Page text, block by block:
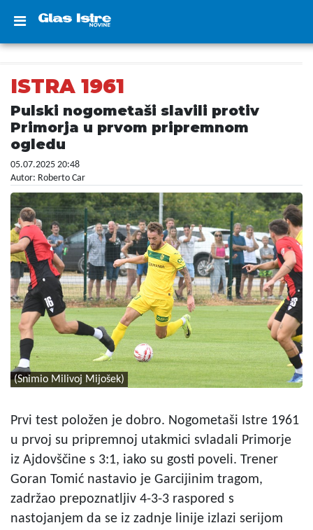
ISTRA 1961
Pulski nogometaši slavili protiv
Primorja u prvom pripremnom
ogledu
05.07.2025 20:48
Autor: Roberto Car
(Snimio Milivoj Mijošek)
Prvi test položen je dobro. Nogometaši Istre 1961
u prvoj su pripremnoj utakmici svladali Primorje
iz Ajdovščine s 3:1, iako su gosti poveli. Trener
Goran Tomić nastavio je Garcijinim tragom,
zadržao prepoznatljiv 4-3-3 raspored s
nastojanjem da se iz zadnje linije izlazi serijom